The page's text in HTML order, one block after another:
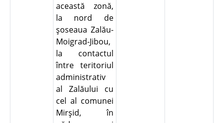
această zonă,
la nord de
şoseaua Zalău-
Moigrad-Jibou,
la contactul
între teritoriul
administrativ
al Zalăului cu
cel al comunei
Mirşid, în